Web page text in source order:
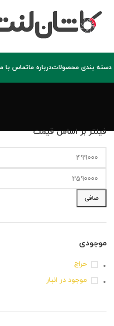
دسته بندی محصولاتدرباره ماتماس با
فیلتر بر اساس قیمت
صافی
موجودی
حراج
موجود در انبار